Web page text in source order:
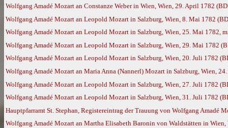
Wolfgang Amadé Mozart an Constanze Weber in Wien, Wien, 29. April 1782
Wolfgang Amadé Mozart an Leopold Mozart in Salzburg, Wien, 8. Mai 1782
Wolfgang Amadé Mozart an Leopold Mozart in Salzburg, Wien, 25. Mai 1782,
Wolfgang Amadé Mozart an Leopold Mozart in Salzburg, Wien, 29. Mai 1782
Wolfgang Amadé Mozart an Leopold Mozart in Salzburg, Wien, 20. Juli 1782
Wolfgang Amadé Mozart an Maria Anna (Nannerl) Mozart in Salzburg, Wien,
Wolfgang Amadé Mozart an Leopold Mozart in Salzburg, Wien, 27. Juli 1782
Wolfgang Amadé Mozart an Leopold Mozart in Salzburg, Wien, 31. Juli 1782
Hauptpfarramt St. Stephan, Registereintrag der Trauung von Wolfgang Amadé
Wolfgang Amadé Mozart an Martha Elisabeth Baronin von Waldstätten in